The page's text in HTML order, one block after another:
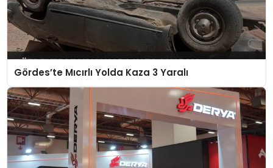
Gördes’te Mıcırlı Yolda Kaza 3 Yaralı